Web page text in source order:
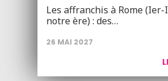
Les affranchis à Rome (Ier-
notre ère) : des…
26 MAI 2027